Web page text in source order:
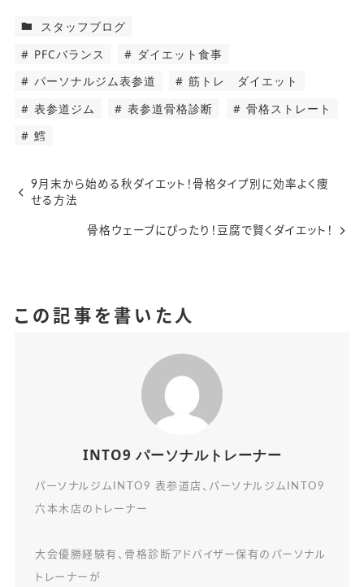
スタッフブログ
PFCバランス
ダイエット食事
パーソナルジム表参道
筋トレ ダイエット
表参道ジム
表参道骨格診断
骨格ストレート
鱈
9月末から始める秋ダイエット！骨格タイプ別に効率よく痩
せる方法
骨格ウェーブにぴったり！豆腐で賢くダイエット！
この記事を書いた人
INTO9 パーソナルトレーナー
パーソナルジムINTO9 表参道店、パーソナルジムINTO9
六本木店のトレーナー
大会優勝経験有、骨格診断アドバイザー保有のパーソナル
トレーナーが